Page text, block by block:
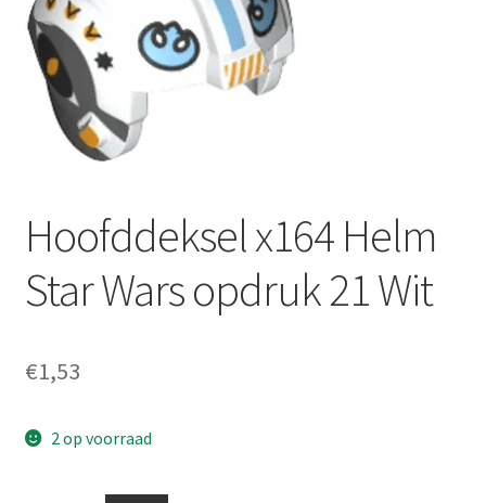
Hoofddeksel x164 Helm
Star Wars opdruk 21 Wit
€1,53
2 op voorraad